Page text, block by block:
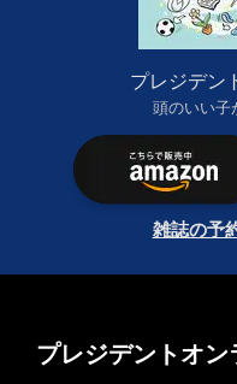
プレジデン
頭のいい子
雑誌の予
プレジデントオン